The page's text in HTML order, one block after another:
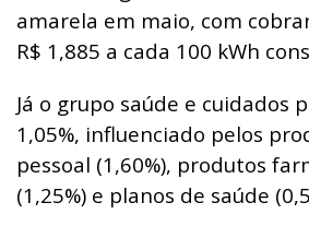
amarela em maio, com
R$ 1,885 a cada 100 kWh
Já o grupo saúde e cuidados
1,05%, influenciado pelos
pessoal (1,60%), produtos
(1,25%) e planos de saúde